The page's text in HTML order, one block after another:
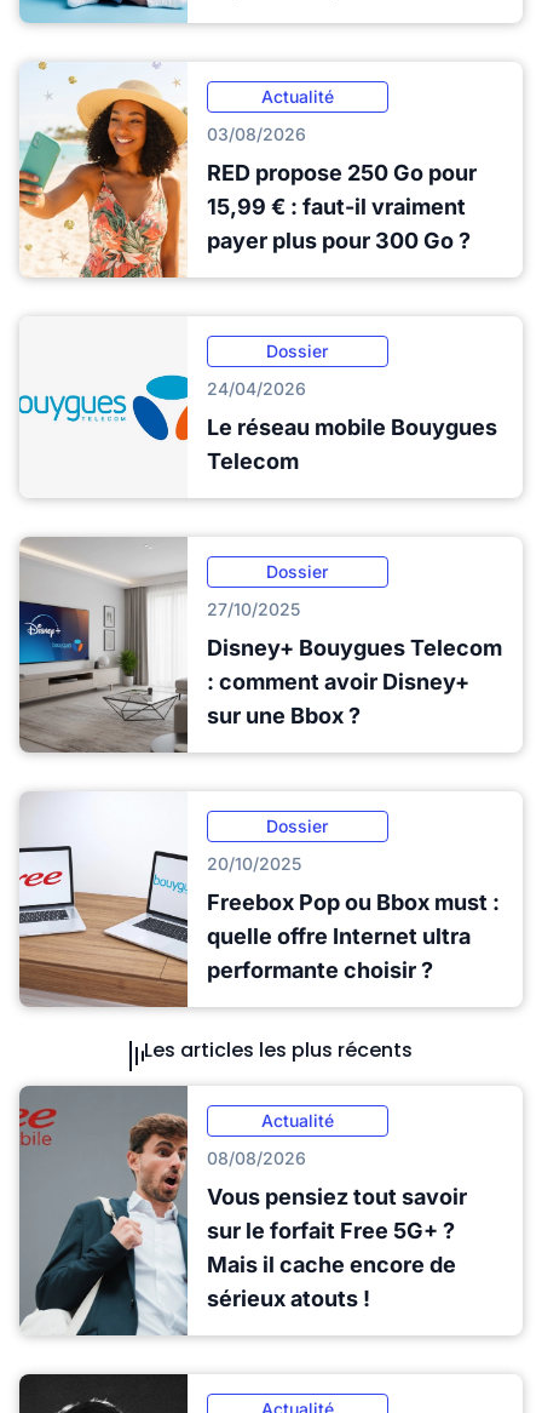
Actualité
03/08/2026
RED propose 250 Go pour
15,99 € : faut-il vraiment
payer plus pour 300 Go ?
Dossier
24/04/2026
Le réseau mobile Bouygues
Telecom
Dossier
27/10/2025
Disney+ Bouygues Telecom
: comment avoir Disney+
sur une Bbox ?
Dossier
20/10/2025
Freebox Pop ou Bbox must :
quelle offre Internet ultra
performante choisir ?
Les articles les plus récents
Actualité
08/08/2026
Vous pensiez tout savoir
sur le forfait Free 5G+ ?
Mais il cache encore de
sérieux atouts !
Actualité